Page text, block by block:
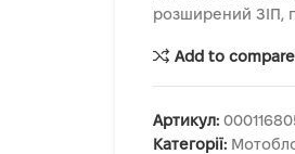
розширений ЗІП,
Add to compare
Артикул:
Категорії: